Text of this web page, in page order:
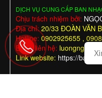
DỊCH VỤ CUNG CẤP BAN
Chịu trách nhiệm bởi:
Địa chỉ: 20/33 ĐOÀN VĂN
Hotline: 0902925655 ,
Email liên hệ:
Link website: https://